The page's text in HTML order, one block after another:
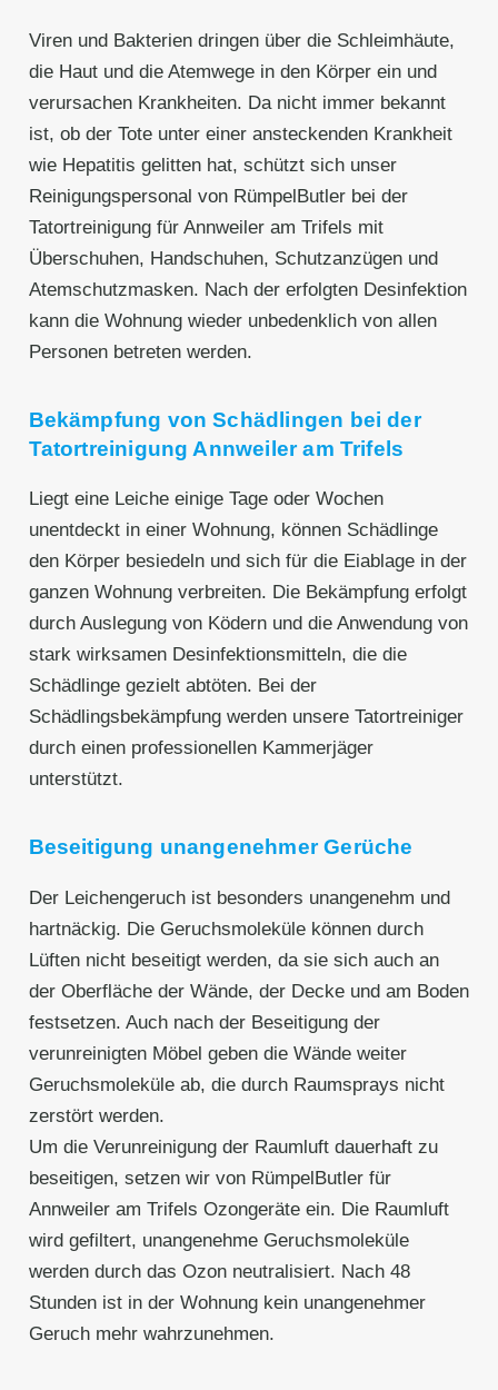
Viren und Bakterien dringen über die Schleimhäute,
die Haut und die Atemwege in den Körper ein und
verursachen Krankheiten. Da nicht immer bekannt
ist, ob der Tote unter einer ansteckenden Krankheit
wie Hepatitis gelitten hat, schützt sich unser
Reinigungspersonal von RümpelButler bei der
Tatortreinigung für Annweiler am Trifels mit
Überschuhen, Handschuhen, Schutzanzügen und
Atemschutzmasken. Nach der erfolgten Desinfektion
kann die Wohnung wieder unbedenklich von allen
Personen betreten werden.
Bekämpfung von Schädlingen bei der
Tatortreinigung Annweiler am Trifels
Liegt eine Leiche einige Tage oder Wochen
unentdeckt in einer Wohnung, können Schädlinge
den Körper besiedeln und sich für die Eiablage in der
ganzen Wohnung verbreiten. Die Bekämpfung erfolgt
durch Auslegung von Ködern und die Anwendung von
stark wirksamen Desinfektionsmitteln, die die
Schädlinge gezielt abtöten. Bei der
Schädlingsbekämpfung werden unsere Tatortreiniger
durch einen professionellen Kammerjäger
unterstützt.
Beseitigung unangenehmer Gerüche
Der Leichengeruch ist besonders unangenehm und
hartnäckig. Die Geruchsmoleküle können durch
Lüften nicht beseitigt werden, da sie sich auch an
der Oberfläche der Wände, der Decke und am Boden
festsetzen. Auch nach der Beseitigung der
verunreinigten Möbel geben die Wände weiter
Geruchsmoleküle ab, die durch Raumsprays nicht
zerstört werden.
Um die Verunreinigung der Raumluft dauerhaft zu
beseitigen, setzen wir von RümpelButler für
Annweiler am Trifels Ozongeräte ein. Die Raumluft
wird gefiltert, unangenehme Geruchsmoleküle
werden durch das Ozon neutralisiert. Nach 48
Stunden ist in der Wohnung kein unangenehmer
Geruch mehr wahrzunehmen.